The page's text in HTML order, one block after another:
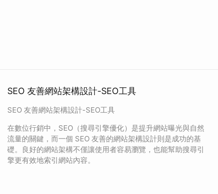
SEO 友善網站架構設計-SEO工具
SEO 友善網站架構設計-SEO工具
在數位行銷中，SEO（搜尋引擎優化）是提升網站曝光與自然
流量的關鍵，而一個 SEO 友善的網站架構設計則是成功的基
礎。良好的網站架構不僅讓使用者容易瀏覽，也能幫助搜尋引
擎更有效地索引網站內容。